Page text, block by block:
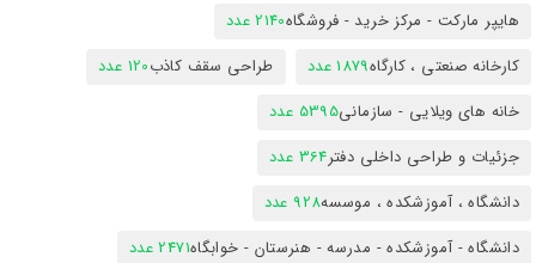
هایپر مارکت - مرکز خرید - فروشگاه2140 عدد
کارخانه صنعتی ، کارگاه1879 عدد طراحی سقف کاذب120 عدد
خانه های ویلایی - سازمانی5395 عدد
جزئیات و طراحی داخلی دفتر364 عدد
دانشگاه ، آموزشکده ، موسسه928 عدد
دانشگاه - آموزشکده - مدرسه - هنرستان - خوابگاه2471 عدد